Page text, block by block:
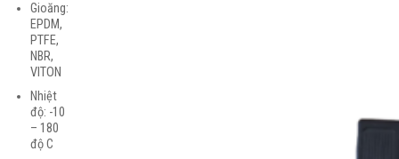
Gioăng:
EPDM,
PTFE,
NBR,
VITON
Nhiệt
độ: -10
– 180
độ C